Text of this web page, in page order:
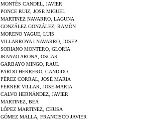
MONTÉS CANDEL, JAVIER
PONCE RUIZ, JOSE MIGUEL
MARTINEZ NAVARRO, LAGUNA
GONZÁLEZ GONZÁLEZ, RAMÓN
MORENO YAGUE, LUIS
VILLARROYA I NAVARRO, JOSEP
SORIANO MONTERO, GLORIA
IRANZO ARONA, OSCAR
GARBAYO MINGO, RAUL
PARDO HERRERO, CANDIDO
PÉREZ CORRAL, JOSÉ MARIA
FERRER VILLAR, JOSE-MARIA
CALVO HERNÁNDEZ, JAVIER
MARTINEZ, BEA
LÓPEZ MARTINEZ, CHUSA
GÓMEZ MALLA, FRANCISCO JAVIER